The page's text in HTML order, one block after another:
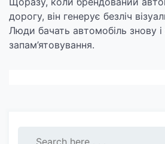
дорогу, він генерує безліч
Люди бачать автомобіль знову
запам’ятовування.